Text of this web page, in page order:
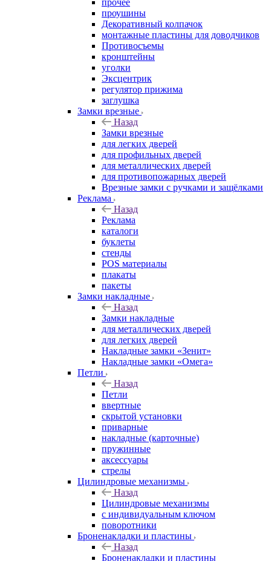
прочее
проушины
Декоративный колпачок
монтажные пластины для доводчиков
Противосъемы
кронштейны
уголки
Эксцентрик
регулятор прижима
заглушка
Замки врезные
Назад
Замки врезные
для легких дверей
для профильных дверей
для металлических дверей
для противопожарных дверей
Врезные замки с ручками и защёлками
Реклама
Назад
Реклама
каталоги
буклеты
стенды
POS материалы
плакаты
пакеты
Замки накладные
Назад
Замки накладные
для металлических дверей
для легких дверей
Накладные замки «Зенит»
Накладные замки «Омега»
Петли
Назад
Петли
ввертные
скрытой установки
приварные
накладные (карточные)
пружинные
аксессуары
стрелы
Цилиндровые механизмы
Назад
Цилиндровые механизмы
с индивидуальным ключом
поворотники
Броненакладки и пластины
Назад
Броненакладки и пластины